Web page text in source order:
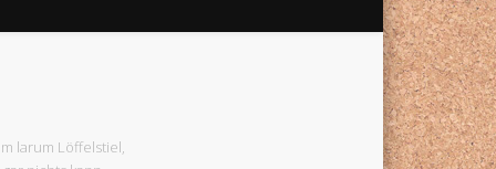
larum Löffelstiel,